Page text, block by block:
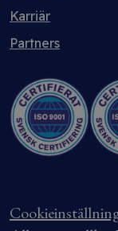
Karriär
Partners